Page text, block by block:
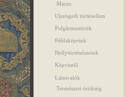
Maros
Ujszögedi történelöm
Polgármestörök
Példaképeink
Hellytörténészeink
Képviselő
Látnivalók
Természeti örökség